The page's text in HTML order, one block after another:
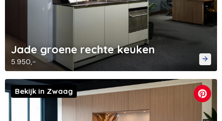
Jade groene rechte keuken
5.950,-
Bekijk in Zwaag